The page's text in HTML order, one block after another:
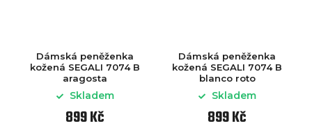
Dámská peněženka
kožená SEGALI 7074 B
aragosta
Skladem
899 Kč
Dámská peněženka
kožená SEGALI 7074 B
blanco roto
Skladem
899 Kč